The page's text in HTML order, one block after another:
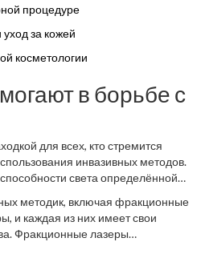
процедуре
за кожей
косметологии
в борьбе с
для всех, кто стремится
инвазивных методов.
света определённой
производство коллагена. Если
версию вас в зеркале и
новом дыхании, то это объясняет,
методик, включая фракционные
и каждая из них имеет свои
Фракционные лазеры
участками, оставляя